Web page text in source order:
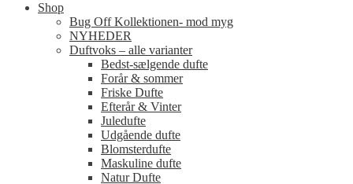
Shop
Bug Off Kollektionen- mod myg
NYHEDER
Duftvoks – alle varianter
Bedst-sælgende dufte
Forår & sommer
Friske Dufte
Efterår & Vinter
Juledufte
Udgående dufte
Blomsterdufte
Maskuline dufte
Natur Dufte